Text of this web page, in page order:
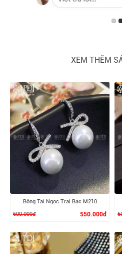
XEM THÊM
Bông Tai Ngọc Trai Bạc M210
600.000đ
550.000đ